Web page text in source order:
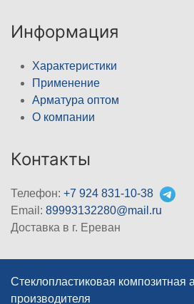
Информация
Характеристики
Применение
Арматура оптом
О компании
Контакты
Телефон: +7 924 831-10-38
Email: 89993132280@mail.ru
Доставка в г. Ереван
Стеклопластиковая композитная
производителя